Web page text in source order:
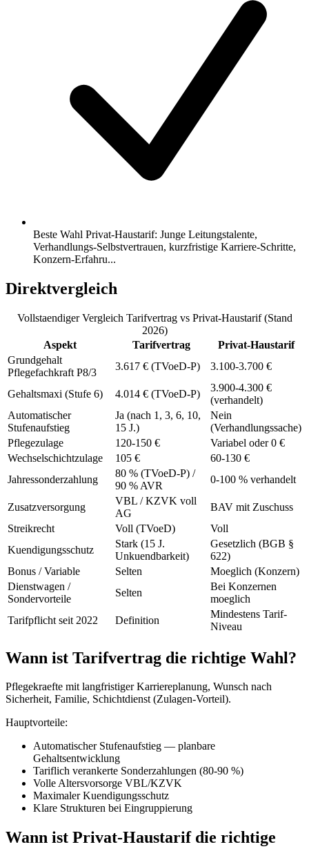
Beste Wahl Privat-Haustarif: Junge Leitungstalente,
Verhandlungs-Selbstvertrauen, kurzfristige Karriere-Schritte,
Konzern-Erfahru...
Direktvergleich
Vollstaendiger Vergleich Tarifvertrag vs Privat-Haustarif (Stand
2026)
Aspekt
Tarifvertrag
Privat-Haustarif
Grundgehalt
Pflegefachkraft P8/3
3.617 € (TVoeD-P) 3.100-3.700 €
Gehaltsmaxi (Stufe 6) 4.014 € (TVoeD-P)
3.900-4.300 €
(verhandelt)
Automatischer
Stufenaufstieg
Ja (nach 1, 3, 6, 10,
15 J.)
Nein
(Verhandlungssache)
Pflegezulage
120-150 €
Variabel oder 0 €
Wechselschichtzulage
105 €
60-130 €
Jahressonderzahlung
80 % (TVoeD-P) /
90 % AVR
0-100 % verhandelt
Zusatzversorgung
VBL / KZVK voll
AG
BAV mit Zuschuss
Streikrecht
Voll (TVoeD)
Voll
Kuendigungsschutz
Stark (15 J.
Unkuendbarkeit)
Gesetzlich (BGB §
622)
Bonus / Variable
Selten
Moeglich (Konzern)
Dienstwagen /
Sondervorteile
Selten
Bei Konzernen
moeglich
Tarifpflicht seit 2022
Definition
Mindestens Tarif-
Niveau
Wann ist Tarifvertrag die richtige Wahl?
Pflegekraefte mit langfristiger Karriereplanung, Wunsch nach
Sicherheit, Familie, Schichtdienst (Zulagen-Vorteil).
Hauptvorteile:
Automatischer Stufenaufstieg — planbare
Gehaltsentwicklung
Tariflich verankerte Sonderzahlungen (80-90 %)
Volle Altersvorsorge VBL/KZVK
Maximaler Kuendigungsschutz
Klare Strukturen bei Eingruppierung
Wann ist Privat-Haustarif die richtige